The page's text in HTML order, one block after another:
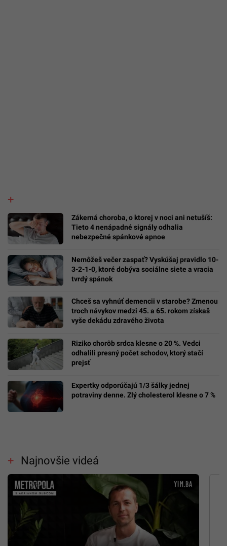
Zákerná choroba, o ktorej v noci ani netušíš:
Tieto 4 nenápadné signály odhalia
nebezpečné spánkové apnoe
Nemôžeš večer zaspať? Vyskúšaj pravidlo 10-
3-2-1-0, ktoré dobýva sociálne siete a vracia
tvrdý spánok
Chceš sa vyhnúť demencii v starobe? Zmenou
troch návykov medzi 45. a 65. rokom získaš
vyše dekádu zdravého života
Riziko chorôb srdca klesne o 20 %. Vedci
odhalili presný počet schodov, ktorý stačí
prejsť
Expertky odporúčajú 1/3 šálky jednej
potraviny denne. Zlý cholesterol klesne o 7 %
Najnovšie videá